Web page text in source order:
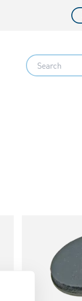
Search